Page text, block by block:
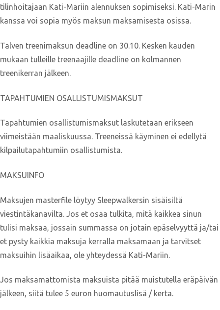
tilinhoitajaan Kati-Mariin alennuksen sopimiseksi. Kati-Marin
kanssa voi sopia myös maksun maksamisesta osissa.
Talven treenimaksun deadline on 30.10. Kesken kauden
mukaan tulleille treenaajille deadline on kolmannen
treenikerran jälkeen.
TAPAHTUMIEN OSALLISTUMISMAKSUT
Tapahtumien osallistumismaksut laskutetaan erikseen
viimeistään maaliskuussa. Treeneissä käyminen ei edellytä
kilpailutapahtumiin osallistumista.
MAKSUINFO
Maksujen masterfile löytyy Sleepwalkersin sisäisiltä
viestintäkanavilta. Jos et osaa tulkita, mitä kaikkea sinun
tulisi maksaa, jossain summassa on jotain epäselvyyttä ja/tai
et pysty kaikkia maksuja kerralla maksamaan ja tarvitset
maksuihin lisäaikaa, ole yhteydessä Kati-Mariin.
Jos maksamattomista maksuista pitää muistutella eräpäivän
jälkeen, siitä tulee 5 euron huomautuslisä / kerta.